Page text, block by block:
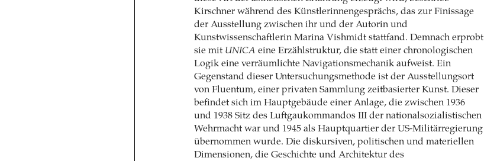
Kirschner während des Künstlerinnengesprächs, das zur Finissage
der Ausstellung zwischen ihr und der Autorin und
Kunstwissenschaftlerin Marina Vishmidt stattfand. Demnach erprobt
sie mit UNICA eine Erzählstruktur, die statt einer chronologischen
Logik eine verräumlichte Navigationsmechanik aufweist. Ein
Gegenstand dieser Untersuchungsmethode ist der Ausstellungsort
von Fluentum, einer privaten Sammlung zeitbasierter Kunst. Dieser
befindet sich im Hauptgebäude einer Anlage, die zwischen 1936
und 1938 Sitz des Luftgaukommandos III der nationalsozialistischen
Wehrmacht war und 1945 als Hauptquartier der US-Militärregierung
übernommen wurde. Die diskursiven, politischen und materiellen
Dimensionen, die Geschichte und Architektur des